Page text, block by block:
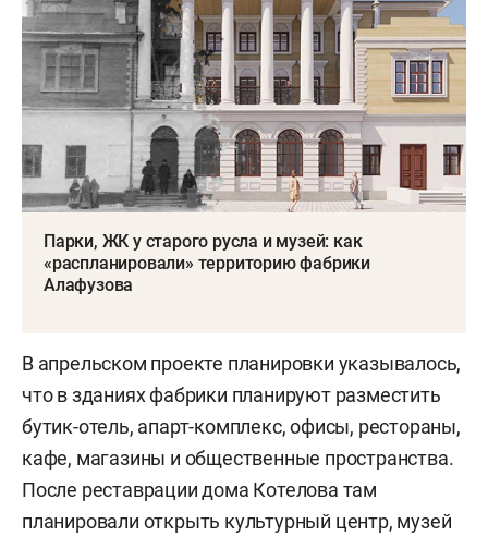
Парки, ЖК у старого русла и музей: как
«распланировали» территорию фабрики
Алафузова
В апрельском проекте планировки указывалось,
что в зданиях фабрики планируют разместить
бутик-отель, апарт-комплекс, офисы, рестораны,
кафе, магазины и общественные пространства.
После реставрации дома Котелова там
планировали открыть культурный центр, музей